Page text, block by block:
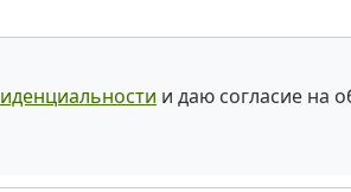
и даю согласие на